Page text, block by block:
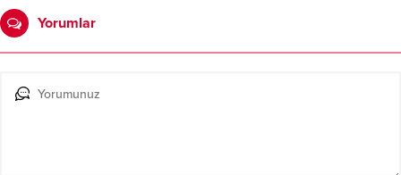
Yorumlar